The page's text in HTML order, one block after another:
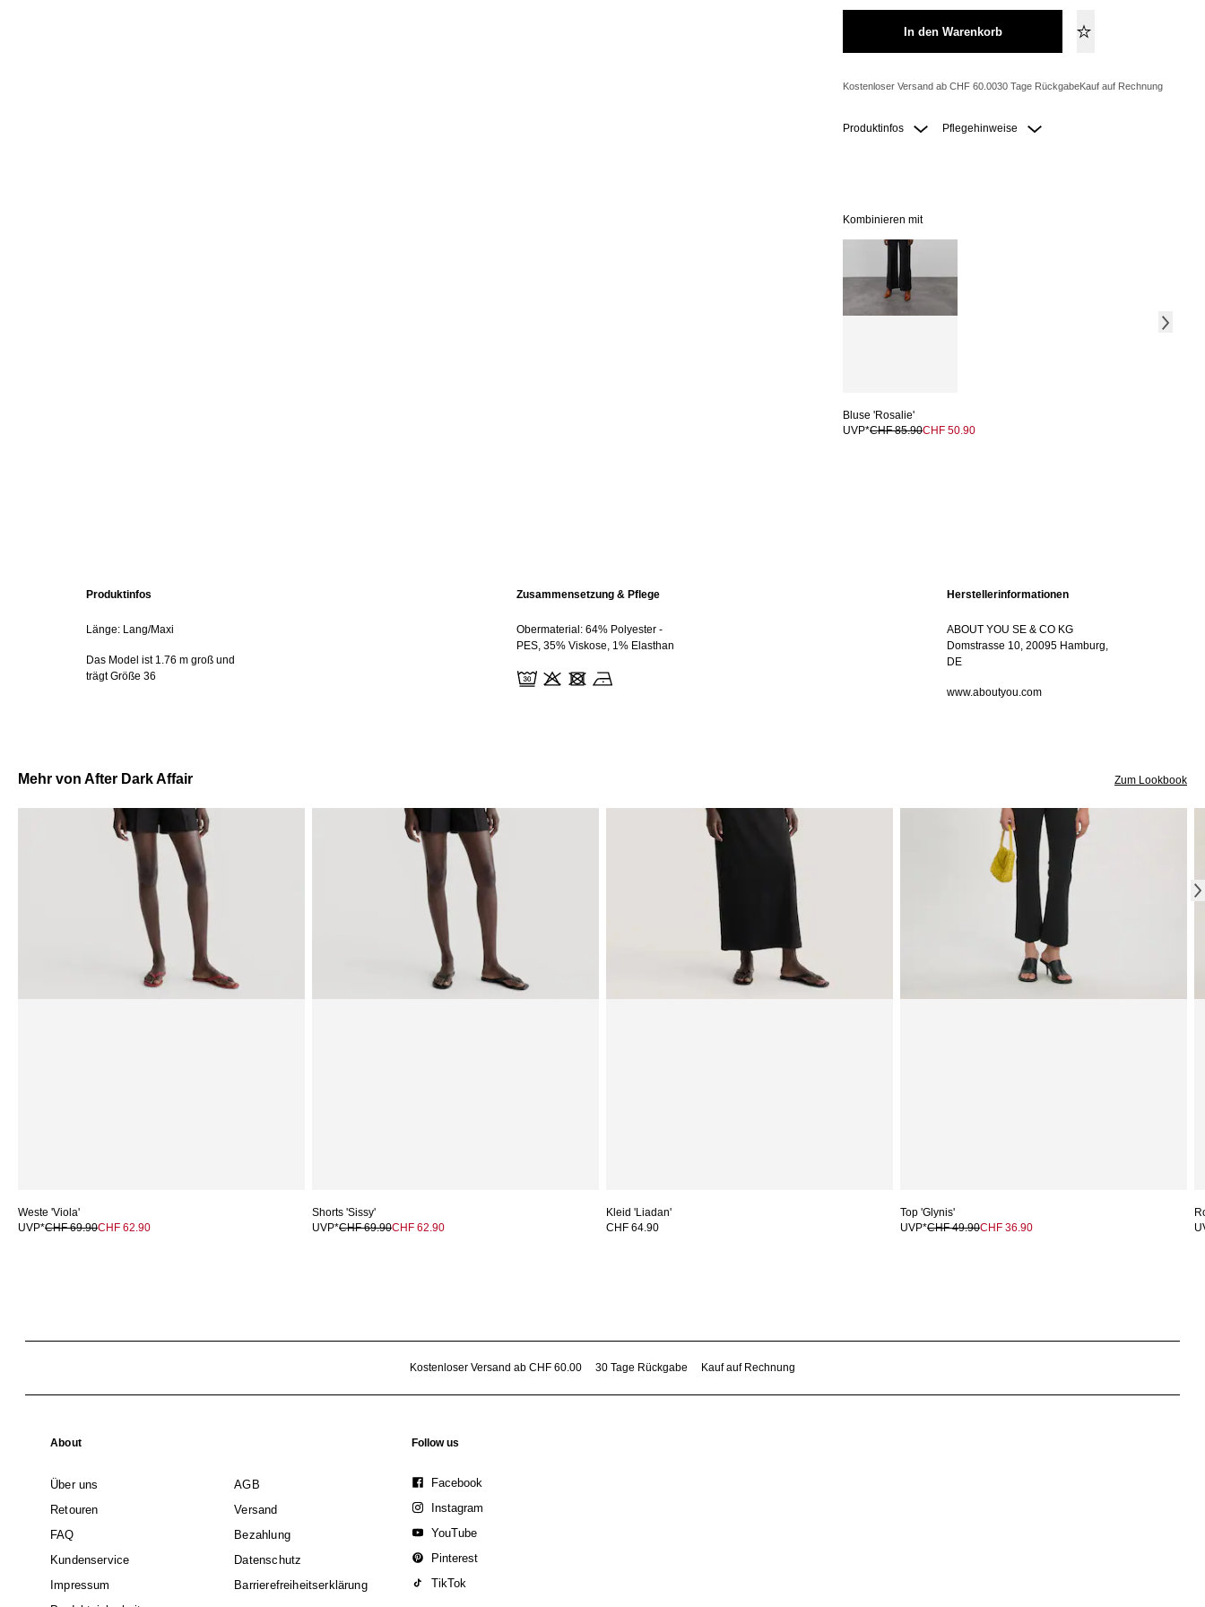
In den Warenkorb
Kostenloser Versand ab CHF 60.0030 Tage RückgabeKauf auf Rechnung
Produktinfos Pflegehinweise
Kombinieren mit
Bluse 'Rosalie'
UVP*CHF 85.90CHF 50.90
Produktinfos
Länge: Lang/Maxi
Das Model ist 1.76 m groß und
trägt Größe 36
Zusammensetzung & Pflege
Obermaterial: 64% Polyester -
PES, 35% Viskose, 1% Elasthan
Herstellerinformationen
ABOUT YOU SE & CO KG
Domstrasse 10, 20095 Hamburg,
DE
www.aboutyou.com
Mehr von After Dark Affair Zum Lookbook
Weste 'Viola'
UVP*CHF 69.90CHF 62.90
Shorts 'Sissy'
UVP*CHF 69.90CHF 62.90
Kleid 'Liadan'
CHF 64.90
Top 'Glynis'
UVP*CHF 49.90CHF 36.90
Kostenloser Versand ab CHF 60.00 30 Tage Rückgabe Kauf auf Rechnung
About
Über uns
AGB
Retouren
Versand
FAQ
Bezahlung
Kundenservice
Datenschutz
Impressum
Barrierefreiheitserklärung
Follow us
Facebook
Instagram
YouTube
Pinterest
TikTok